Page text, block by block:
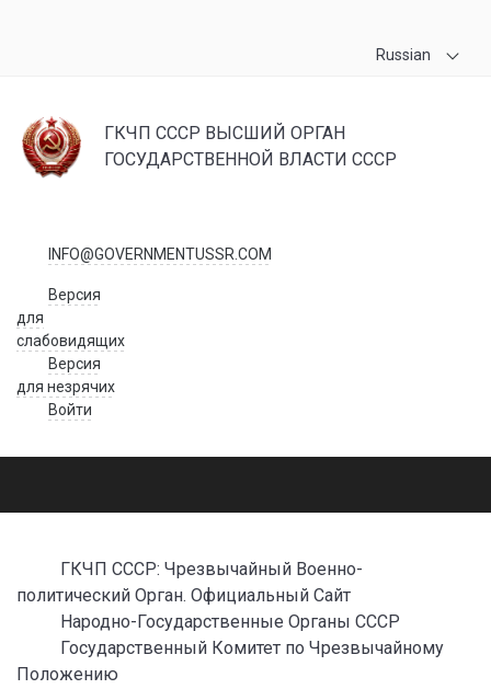
Russian
ГКЧП СССР ВЫСШИЙ ОРГАН
ГОСУДАРСТВЕННОЙ ВЛАСТИ СССР
INFO@GOVERNMENTUSSR.COM
Версия
для
слабовидящих
Версия
для незрячих
Войти
ГКЧП СССР: Чрезвычайный Военно-
политический Орган. Официальный Сайт
Народно-Государственные Органы СССР
Государственный Комитет по Чрезвычайному
Положению